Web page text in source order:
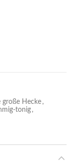
große Hecke ,
tonig ,